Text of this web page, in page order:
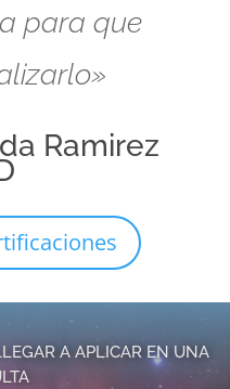
para que
Ramirez
A APLICAR EN UNA